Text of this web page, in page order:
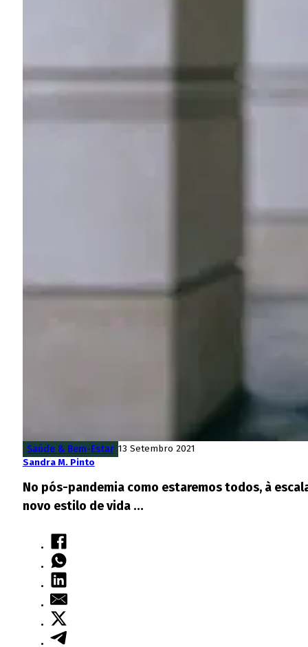
Saúde & Bem-Estar 13 Setembro 2021
Sandra M. Pinto
No pós-pandemia como estaremos todos, à
novo estilo de vida …